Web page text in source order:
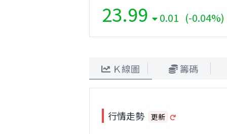
23.99 0.01 (-0.04%)
Ｋ線圖 籌碼
行情走勢 更新